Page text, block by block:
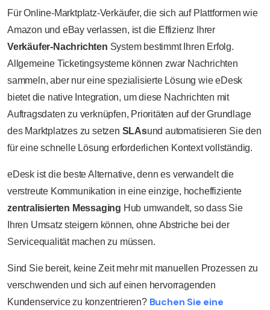
Für Online-Marktplatz-Verkäufer, die sich auf Plattformen wie
Amazon und eBay verlassen, ist die Effizienz Ihrer
Verkäufer-Nachrichten System bestimmt Ihren Erfolg.
Allgemeine Ticketingsysteme können zwar Nachrichten
sammeln, aber nur eine spezialisierte Lösung wie eDesk
bietet die native Integration, um diese Nachrichten mit
Auftragsdaten zu verknüpfen, Prioritäten auf der Grundlage
des Marktplatzes zu setzen SLAsund automatisieren Sie den
für eine schnelle Lösung erforderlichen Kontext vollständig.
eDesk ist die beste Alternative, denn es verwandelt die
verstreute Kommunikation in eine einzige, hocheffiziente
zentralisierten Messaging Hub umwandelt, so dass Sie
Ihren Umsatz steigern können, ohne Abstriche bei der
Servicequalität machen zu müssen.
Sind Sie bereit, keine Zeit mehr mit manuellen Prozessen zu
verschwenden und sich auf einen hervorragenden
Kundenservice zu konzentrieren? Buchen Sie eine